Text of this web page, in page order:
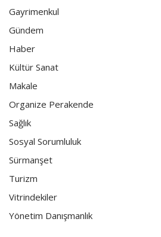
Gayrimenkul
Gündem
Haber
Kültür Sanat
Makale
Organize Perakende
Sağlık
Sosyal Sorumluluk
Sürmanşet
Turizm
Vitrindekiler
Yönetim Danışmanlık